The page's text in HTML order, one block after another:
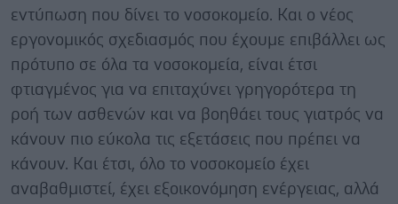
εντύπωση που δίνει το νοσοκομείο. Και ο νέος
εργονομικός σχεδιασμός που έχουμε επιβάλλει ως
πρότυπο σε όλα τα νοσοκομεία, είναι έτσι
φτιαγμένος για να επιταχύνει γρηγορότερα τη
ροή των ασθενών και να βοηθάει τους γιατρός να
κάνουν πιο εύκολα τις εξετάσεις που πρέπει να
κάνουν. Και έτσι, όλο το νοσοκομείο έχει
αναβαθμιστεί, έχει εξοικονόμηση ενέργειας, αλλά